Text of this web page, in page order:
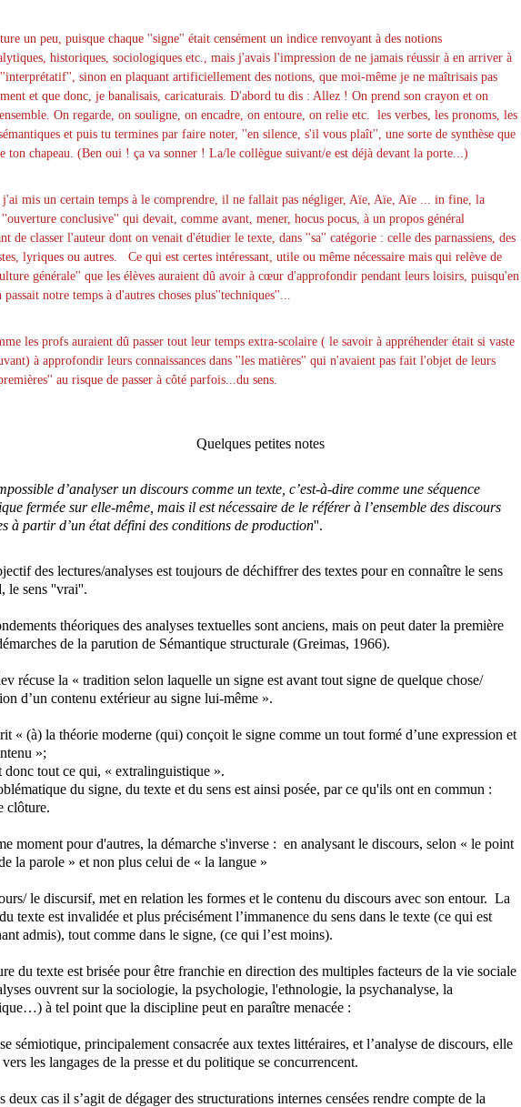
un peu, puisque chaque ''signe'' était censément un indice renvoyant à des notions
historiques, sociologiques etc., mais j'avais l'impression de ne jamais réussir à en arriver à
''interprétatif'', sinon en plaquant artificiellement des notions, que moi-même je ne maîtrisais pas
et que donc, je banalisais, caricaturais. D'abord tu dis : Allez ! On prend son crayon et on
On regarde, on souligne, on encadre, on entoure, on relie etc. les verbes, les pronoms, les
et puis tu termines par faire noter, ''en silence, s'il vous plaît'', une sorte de synthèse que
ton chapeau. (Ben oui ! ça va sonner ! La/le collègue suivant/e est déjà devant la porte...)
j'ai mis un certain temps à le comprendre, il ne fallait pas négliger, Aïe, Aïe, Aïe ... in fine, la
''ouverture conclusive'' qui devait, comme avant, mener, hocus pocus, à un propos général
de classer l'auteur dont on venait d'étudier le texte, dans ''sa'' catégorie : celle des parnassiens, des
lyriques ou autres. Ce qui est certes intéressant, utile ou même nécessaire mais qui relève de
générale'' que les élèves auraient dû avoir à cœur d'approfondir pendant leurs loisirs, puisqu'en
passait notre temps à d'autres choses plus''techniques''...
les profs auraient dû passer tout leur temps extra-scolaire ( le savoir à appréhender était si vaste
à approfondir leurs connaissances dans ''les matières'' qui n'avaient pas fait l'objet de leurs
au risque de passer à côté parfois...du sens.
petites notes
d’analyser un discours comme un texte, c’est-à-dire comme une séquence
fermée sur elle-même, mais il est nécessaire de le référer à l’ensemble des discours
à partir d’un état défini des conditions de production''.
des lectures/analyses est toujours de déchiffrer des textes pour en connaître le sens
le sens ''vrai''.
théoriques des analyses textuelles sont anciens, mais on peut dater la première
de la parution de Sémantique structurale (Greimas, 1966).
récuse la « tradition selon laquelle un signe est avant tout signe de quelque chose/
d’un contenu extérieur au signe lui-même ».
« (à) la théorie moderne (qui) conçoit le signe comme un tout formé d’une expression et
»;
donc tout ce qui, « extralinguistique ».
du signe, du texte et du sens est ainsi posée, par ce qu'ils ont en commun :
clôture.
moment pour d'autres, la démarche s'inverse : en analysant le discours, selon « le point
la parole » et non plus celui de « la langue »
le discursif, met en relation les formes et le contenu du discours avec son entour. La
texte est invalidée et plus précisément l’immanence du sens dans le texte (ce qui est
admis), tout comme dans le signe, (ce qui l’est moins).
du texte est brisée pour être franchie en direction des multiples facteurs de la vie sociale
ouvrent sur la sociologie, la psychologie, l'ethnologie, la psychanalyse, la
à tel point que la discipline peut en paraître menacée :
sémiotique, principalement consacrée aux textes littéraires, et l’analyse de discours, elle
les langages de la presse et du politique se concurrencent.
deux cas il s’agit de dégager des structurations internes censées rendre compte de la